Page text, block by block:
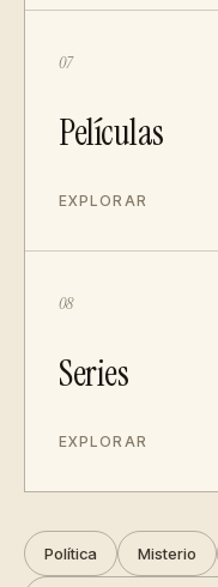
07
Películas
EXPLORAR
08
Series
EXPLORAR
Política Misterio